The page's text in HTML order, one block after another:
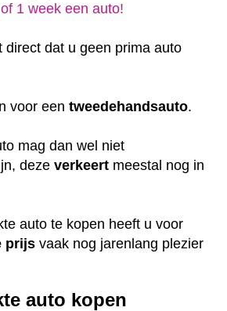
1 week een auto!
direct dat u geen prima auto
voor een tweedehandsauto.
mag dan wel niet
deze verkeert meestal nog in
auto te kopen heeft u voor
prijs vaak nog jarenlang plezier
auto kopen